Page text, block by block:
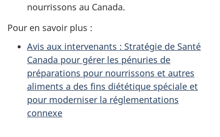
nourrissons au Canada.
Pour en savoir plus :
Avis aux intervenants : Stratégie de Santé
Canada pour gérer les pénuries de
préparations pour nourrissons et autres
aliments a des fins diététique spéciale et
pour moderniser la réglementations
connexe